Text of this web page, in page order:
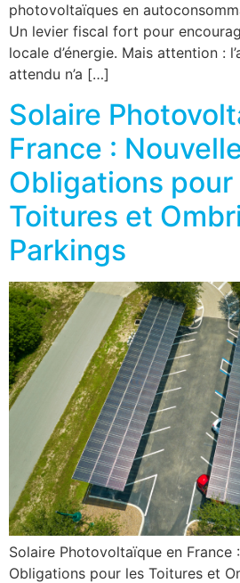
photovoltaïques en
Un levier fiscal fort pour
locale d’énergie. Mais attention :
attendu n’a […]
Solaire
France :
Obligations pour
Toitures et
Parkings
Solaire Photovoltaïque en France
Obligations pour les Toitures et